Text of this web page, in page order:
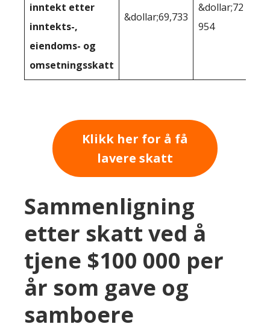
inntekt etter
inntekts-,
eiendoms- og
omsetningsskatt
&dollar;69,733
&dollar;72
954
Klikk her for å få
lavere skatt
Sammenligning
etter skatt ved å
tjene $100 000 per
år som gave og
samboere